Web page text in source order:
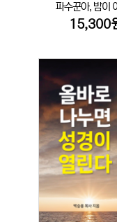
파수꾼아, 밤이
15,300